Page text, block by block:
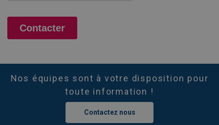
Nos équipes sont à votre disposition pour
toute information !
Contactez nous